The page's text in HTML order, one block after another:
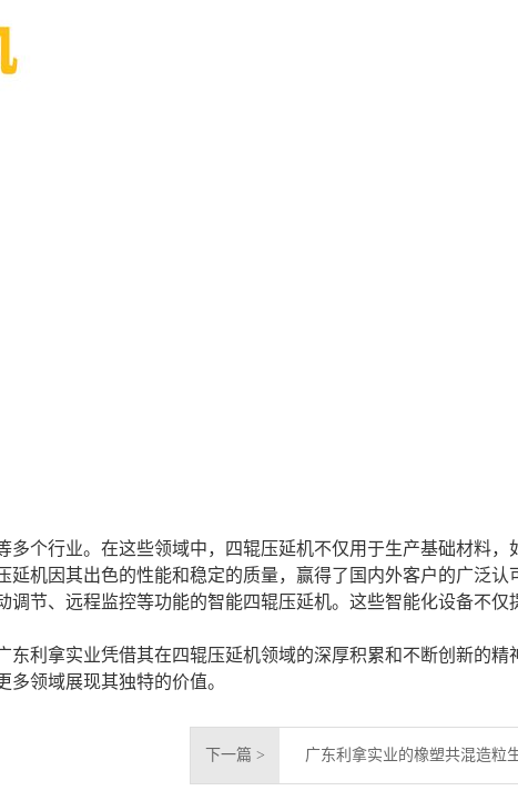
个行业。在这些领域中，四辊压延机不仅用于生产基础材料，
机因其出色的性能和稳定的质量，赢得了国内外客户的广泛认
节、远程监控等功能的智能四辊压延机。这些智能化设备不仅
利拿实业凭借其在四辊压延机领域的深厚积累和不断创新的精
领域展现其独特的价值。
下一篇 > 广东利拿实业的橡塑共混造粒